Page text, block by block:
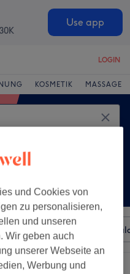
Use app
LOGIN
KOSMETIK MASSAGE
Besonderheiten
und Cookies von
zu personalisieren,
und unseren
Wir geben auch
unserer Webseite an
Werbung und